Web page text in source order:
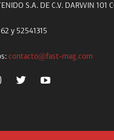
S.A. DE C.V. DARWIN 101
y 52541315
contacto@fast-mag.com